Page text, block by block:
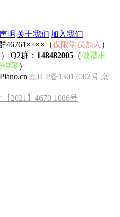
明|关于我们|加入我们
46761××××（仅限学员加入 ）
） Q2群： 148482005 （做谱求
弹琴）
京ICP备13017002号 京
2021】4670-1086号